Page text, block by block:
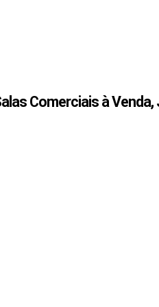
Comerciais à